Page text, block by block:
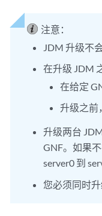
注意：
JDM 升级不
在升级 JDM
在给定
升级之前
升级两台
GNF。如果
server0 到
您必须同时升